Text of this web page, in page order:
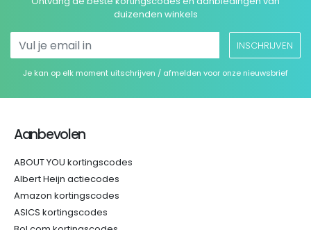
duizenden winkels
INSCHRIJVEN
Je kan op elk moment uitschrijven / afmelden voor onze nieuwsbrief
Aanbevolen
ABOUT YOU kortingscodes
Albert Heijn actiecodes
Amazon kortingscodes
ASICS kortingscodes